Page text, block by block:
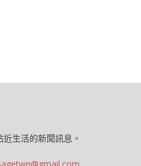
生活的新聞訊息。